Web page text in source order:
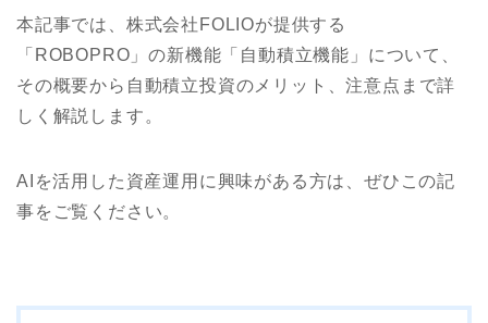
本記事では、株式会社FOLIOが提供する
「ROBOPRO」の新機能「自動積立機能」について、
その概要から自動積立投資のメリット、注意点まで詳
しく解説します。
AIを活用した資産運用に興味がある方は、ぜひこの記
事をご覧ください。